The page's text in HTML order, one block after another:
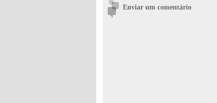
Enviar um comentário